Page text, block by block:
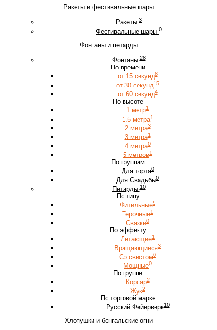
Ракеты и фестивальные шары
Ракеты 3
Фестивальные шары 0
Фонтаны и петарды
Фонтаны 28
По времени
от 15 секунд8
от 30 секунд15
от 60 секунд4
По высоте
1 метр1
1.5 метра1
2 метра3
3 метра1
4 метра0
5 метров1
По группам
Для торта0
Для Свадьбы0
Петарды 10
По типу
Фитильные9
Терочные1
Связки0
По эффекту
Летающие1
Вращающиеся3
Со свистом0
Мощные0
По группе
Корсар2
Жук2
По торговой марке
Русский Фейерверк10
Хлопушки и бенгальские огни